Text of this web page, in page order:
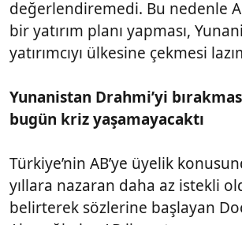
değerlendiremedi. Bu nedenle
bir yatırım planı yapması,
yatırımcıyı ülkesine çekmesi
Yunanistan Drahmi’yi
bugün kriz yaşamayacaktı
Türkiye’nin AB’ye üyelik
yıllara nazaran daha az istekli
belirterek sözlerine başlayan